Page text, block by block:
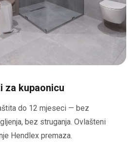
za kupaonicu
do 12 mjeseci — bez
bez struganja. Ovlašteni
Hendlex premaza.